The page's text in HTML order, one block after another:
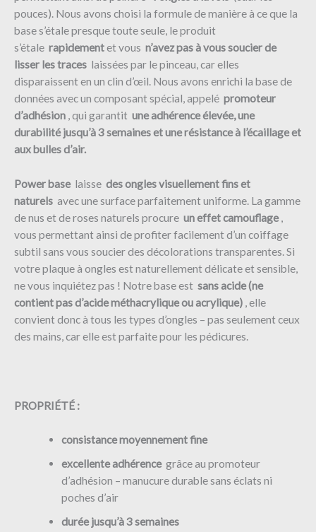
pouces). Nous avons choisi la formule de manière à ce que la
base s’étale presque toute seule, le produit
s’étale rapidementet vous n’avez pas à vous soucier de
lisser les traces laissées par le pinceau, car elles
disparaissent en un clin d’œil. Nous avons enrichi la base de
données avec un composant spécial, appelé promoteur
d’adhésion , qui garantit une adhérence élevée, une
durabilité jusqu’à 3 semaines et une résistance à l’écaillage et
aux bulles d’air.
Power base laisse des ongles visuellement fins et
naturels avec une surface parfaitement uniforme. La gamme
de nus et de roses naturels procure un effet camouflage,
vous permettant ainsi de profiter facilement d’un coiffage
subtil sans vous soucier des décolorations transparentes. Si
votre plaque à ongles est naturellement délicate et sensible,
ne vous inquiétez pas ! Notre base est sans acide (ne
contient pas d’acide méthacrylique ou acrylique) , elle
convient donc à tous les types d’ongles – pas seulement ceux
des mains, car elle est parfaite pour les pédicures.
PROPRIÉTÉ :
consistance moyennement fine
excellente adhérencegrâce au promoteur
d’adhésion – manucure durable sans éclats ni
poches d’air
durée jusqu’à 3 semaines